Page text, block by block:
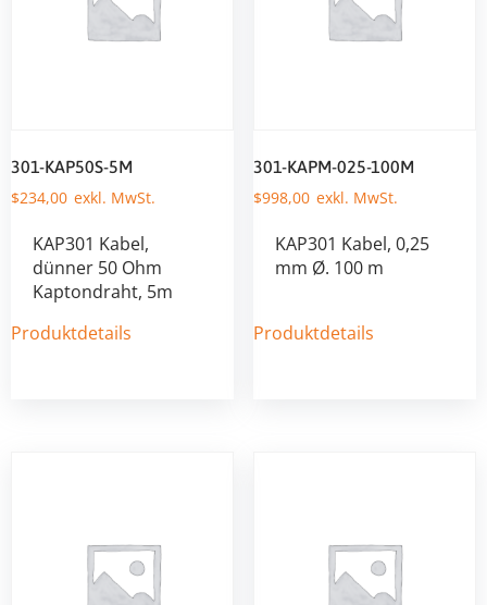
301-KAP50S-5M
$234,00
KAP301 Kabel,
dünner 50 Ohm
Kaptondraht, 5m
Produktdetails
301-KAPM-025-100M
$998,00
KAP301 Kabel, 0,25
mm Ø. 100 m
Produktdetails